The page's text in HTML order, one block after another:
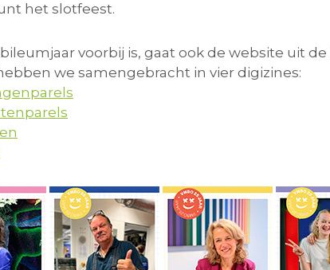
het slotfeest.
voorbij is, gaat ook de website uit
we samengebracht in vier digizines: